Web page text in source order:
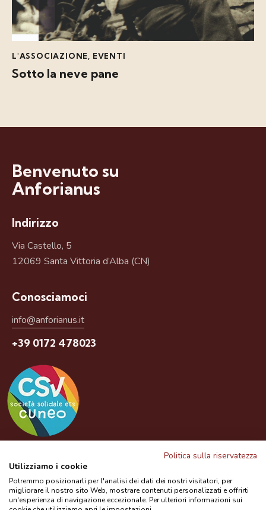
L'ASSOCIAZIONE, EVENTI
Sotto la neve pane
Benvenuto su
Anforianus
Indirizzo
Via Castello, 5
12069 Santa Vittoria d’Alba (CN)
Conosciamoci
info@anforianus.it
+39 0172 478023
Questo prodotto è un servizio gratuito del CSV
Bibliografia Privacy Policy Contatti
Politica sulla riservatezza
Utilizziamo i cookie
Potremmo posizionarli per l'analisi dei dati dei nostri visitatori, per
migliorare il nostro sito Web, mostrare contenuti personalizzati e offrirti
un'esperienza di navigazione eccezionale. Per ulteriori informazioni sui